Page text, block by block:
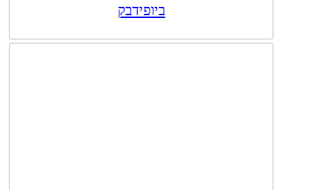
ביופידבק